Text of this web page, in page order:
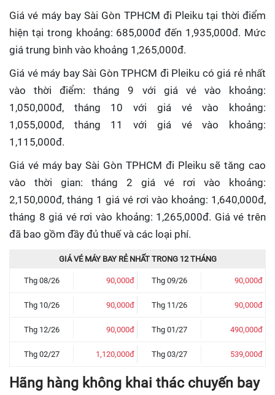
Giá vé máy bay Sài Gòn TPHCM đi Pleiku tại thời điểm
hiện tại trong khoảng: 685,000đ đến 1,935,000đ. Mức
giá trung bình vào khoảng 1,265,000đ.
Giá vé máy bay Sài Gòn TPHCM đi Pleiku có giá rẻ nhất
vào thời điểm: tháng 9 với giá vé vào khoảng:
1,050,000đ, tháng 10 với giá vé vào khoảng:
1,055,000đ, tháng 11 với giá vé vào khoảng:
1,115,000đ.
Giá vé máy bay Sài Gòn TPHCM đi Pleiku sẽ tăng cao
vào thời gian: tháng 2 giá vé rơi vào khoảng:
2,150,000đ, tháng 1 giá vé rơi vào khoảng: 1,640,000đ,
tháng 8 giá vé rơi vào khoảng: 1,265,000đ. Giá vé trên
đã bao gồm đầy đủ thuế và các loại phí.
GIÁ VÉ MÁY BAY RẺ NHẤT TRONG 12 THÁNG
Thg 08/26 90,000đ Thg 09/26 90,000đ
Thg 10/26 90,000đ Thg 11/26 90,000đ
Thg 12/26 90,000đ Thg 01/27 490,000đ
Thg 02/27 1,120,000đ Thg 03/27 539,000đ
Hãng hàng không khai thác chuyến bay